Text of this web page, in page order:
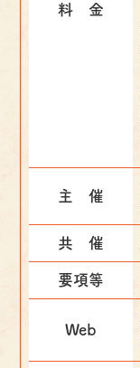
料 金
主 催
共 催
要項等
Web